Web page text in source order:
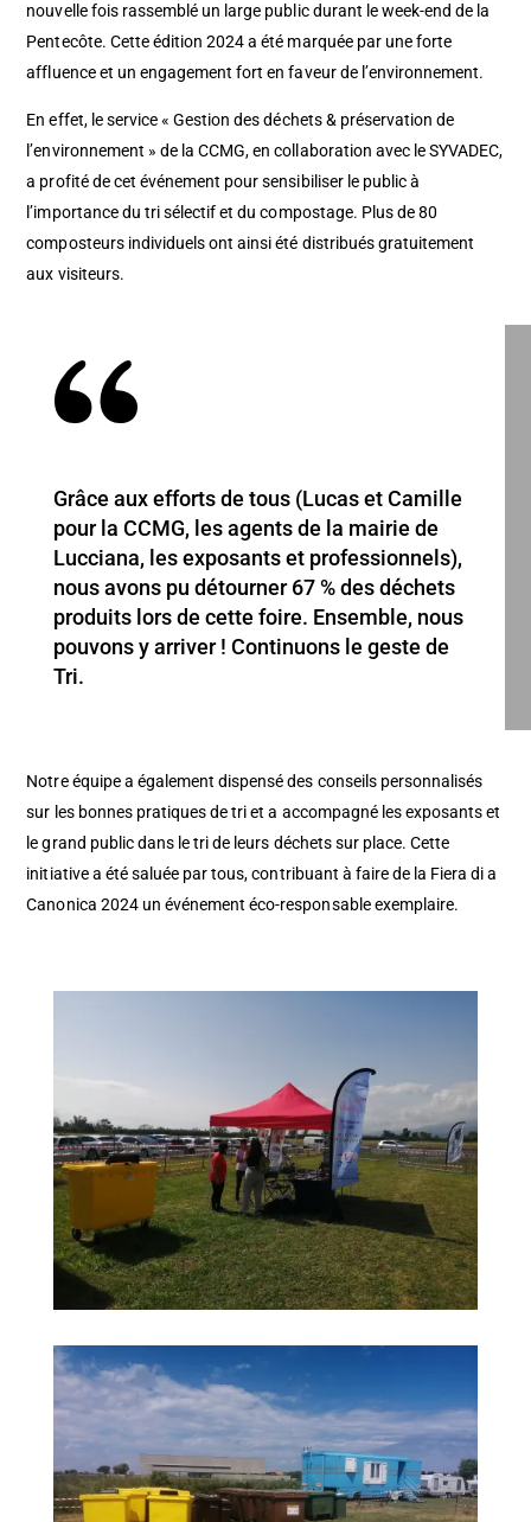
nouvelle fois rassemblé un large public durant le week-end de la
Pentecôte. Cette édition 2024 a été marquée par une forte
affluence et un engagement fort en faveur de l’environnement.
En effet, le service «Gestion des déchets & préservation de
l’environnement » de la CCMG, en collaboration avec leSYVADEC,
a profité de cet événement pour sensibiliser le public à
l’importance du tri sélectif et du compostage. Plus de 80
composteurs individuels ont ainsi été distribués gratuitement
aux visiteurs.
Grâce aux efforts de tous (Lucas et Camille
pour la CCMG, les agents de la mairie de
Lucciana, les exposants et professionnels),
nous avons pu détourner 67 % des déchets
produits lors de cette foire. Ensemble, nous
pouvons y arriver ! Continuons le geste de
Tri.
Notre équipe a également dispensé des conseils personnalisés
sur les bonnes pratiques de tri et a accompagné les exposants et
le grand public dans le tri de leurs déchets sur place. Cette
initiative a été saluée par tous, contribuant à faire de la Fiera di a
Canonica 2024 un événement éco-responsable exemplaire.